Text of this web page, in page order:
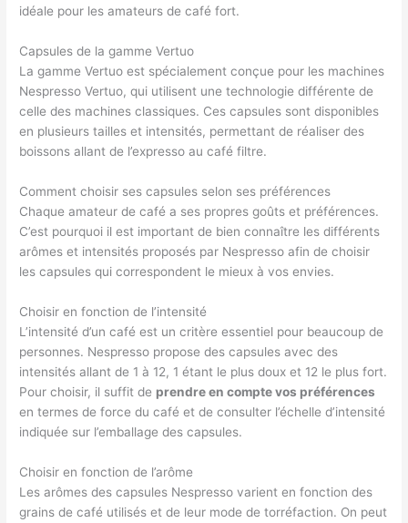
idéale pour les amateurs de café fort.
Capsules de la gamme Vertuo
La gamme Vertuo est spécialement conçue pour les machines
Nespresso Vertuo, qui utilisent une technologie différente de
celle des machines classiques. Ces capsules sont disponibles
en plusieurs tailles et intensités, permettant de réaliser des
boissons allant de l’expresso au café filtre.
Comment choisir ses capsules selon ses préférences
Chaque amateur de café a ses propres goûts et préférences.
C’est pourquoi il est important de bien connaître les différents
arômes et intensités proposés par Nespresso afin de choisir
les capsules qui correspondent le mieux à vos envies.
Choisir en fonction de l’intensité
L’intensité d’un café est un critère essentiel pour beaucoup de
personnes. Nespresso propose des capsules avec des
intensités allant de 1 à 12, 1 étant le plus doux et 12 le plus fort.
Pour choisir, il suffit de prendre en compte vos préférences
en termes de force du café et de consulter l’échelle d’intensité
indiquée sur l’emballage des capsules.
Choisir en fonction de l’arôme
Les arômes des capsules Nespresso varient en fonction des
grains de café utilisés et de leur mode de torréfaction. On peut